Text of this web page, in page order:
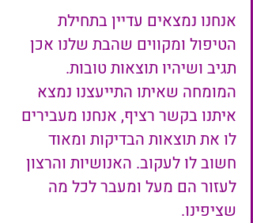
אנחנו נמצאים עדיין בתחילת
הטיפול ומקווים שהבת שלנו אכן
תגיב ושיהיו תוצאות טובות.
המומחה שאיתו התייעצנו נמצא
איתנו בקשר רציף, אנחנו מעבירים
לו את תוצאות הבדיקות ומאוד
חשוב לו לעקוב. האנושיות והרצון
לעזור הם מעל ומעבר לכל מה
שציפינו.